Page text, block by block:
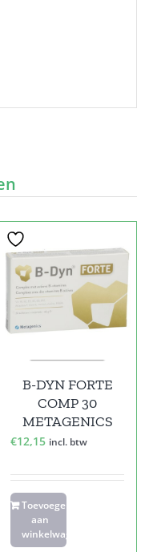
B-DYN FORTE
COMP 30
METAGENICS
€12,15 incl. btw
Toevoegen
aan
winkelwagen